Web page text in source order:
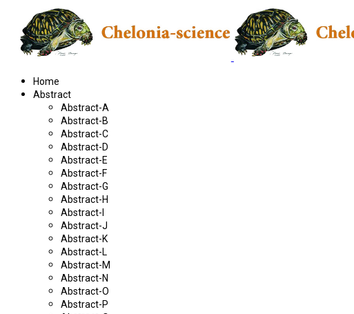
Home
Abstract
Abstract-A
Abstract-B
Abstract-C
Abstract-D
Abstract-E
Abstract-F
Abstract-G
Abstract-H
Abstract-I
Abstract-J
Abstract-K
Abstract-L
Abstract-M
Abstract-N
Abstract-O
Abstract-P